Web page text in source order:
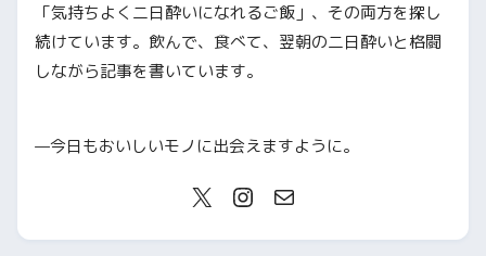
「気持ちよく二日酔いになれるご飯」、その両方を探し
続けています。飲んで、食べて、翌朝の二日酔いと格闘
しながら記事を書いています。
—今日もおいしいモノに出会えますように。